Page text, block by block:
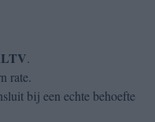
LTV.
rate.
bij een echte behoefte